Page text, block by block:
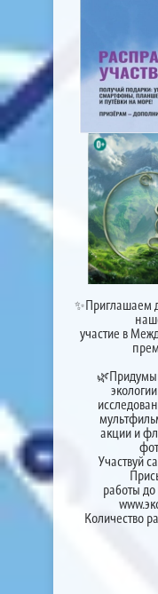
✨Приглашаем
участие в
акции и
Участвуй
работы
Количество